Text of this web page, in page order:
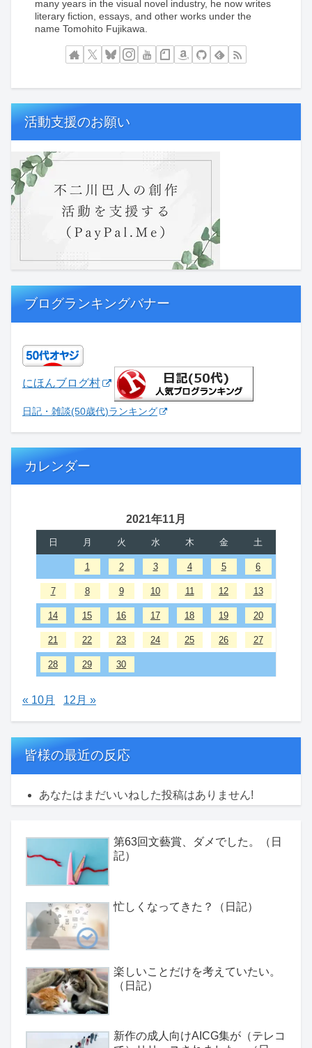
many years in the visual novel industry, he now writes
literary fiction, essays, and other works under the
name Tomohito Fujikawa.
活動支援のお願い
ブログランキングバナー
にほんブログ村
日記・雑談(50歳代)ランキング
カレンダー
2021年11月
日 月 火 水 木 金 土
1 2 3 4 5 6
7 8 9 10 11 12 13
14 15 16 17 18 19 20
21 22 23 24 25 26 27
28 29 30
« 10月 12月 »
皆様の最近の反応
あなたはまだいいねした投稿はありません!
第63回文藝賞、ダメでした。（日
記）
忙しくなってきた？（日記）
楽しいことだけを考えていたい。
（日記）
新作の成人向けAICG集が（テレコ